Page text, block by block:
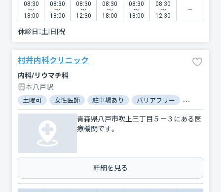
08:30
〜
18:00
08:30
〜
18:00
08:30
〜
12:30
08:30
〜
18:00
08:30
〜
18:00
08:30
〜
12:30
休診日：土|日|祝
村井内科クリニック
内科/リウマチ科
本八戸駅
土曜可 女性医師 駐車場あり バリアフリー 対応言語：
青森県八戸市吹上三丁目５－３にある医
療機関です。
詳細を見る